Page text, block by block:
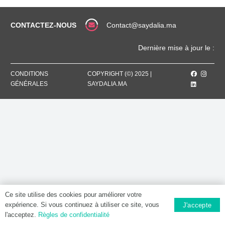
CONTACTEZ-NOUS Contact@saydalia.ma
Dernière mise à jour le :
CONDITIONS
GÉNÉRALES
COPYRIGHT (©) 2025 |
SAYDALIA.MA
Ce site utilise des cookies pour améliorer votre
expérience. Si vous continuez à utiliser ce site, vous
l'acceptez. Règles de confidentialité
J'accepte